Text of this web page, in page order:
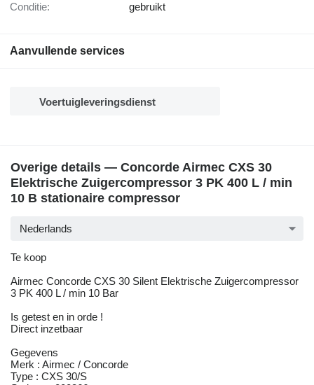
Conditie: gebruikt
Aanvullende services
Voertuigleveringsdienst
Overige details — Concorde Airmec CXS 30
Elektrische Zuigercompressor 3 PK 400 L / min
10 B stationaire compressor
Nederlands
Te koop
Airmec Concorde CXS 30 Silent Elektrische Zuigercompressor
3 PK 400 L / min 10 Bar
Is getest en in orde !
Direct inzetbaar
Gegevens
Merk : Airmec / Concorde
Type : CXS 30/S